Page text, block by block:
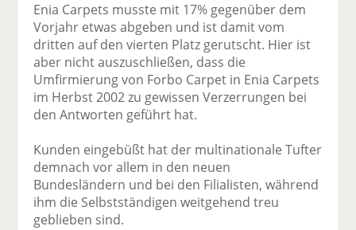
Enia Carpets musste mit 17% gegenüber dem
Vorjahr etwas abgeben und ist damit vom
dritten auf den vierten Platz gerutscht. Hier ist
aber nicht auszuschließen, dass die
Umfirmierung von Forbo Carpet in Enia Carpets
im Herbst 2002 zu gewissen Verzerrungen bei
den Antworten geführt hat.
Kunden eingebüßt hat der multinationale Tufter
demnach vor allem in den neuen
Bundesländern und bei den Filialisten, während
ihm die Selbstständigen weitgehend treu
geblieben sind.